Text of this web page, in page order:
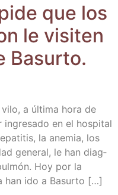
que los
le visi­ten
Basur­to.
a últi­ma hora de
ingre­sa­do en el hos­pi­tal
la ane­mia, los
gene­ral, le han diag­
Hoy por la
han ido a Basurto […]